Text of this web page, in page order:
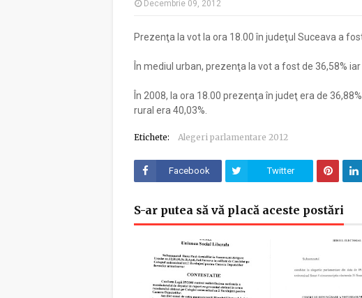
Decembrie 09, 2012
Prezenţa la vot la ora 18.00 în judeţul Suceava a
În mediul urban, prezenţa la vot a fost de 36,58%
În 2008, la ora 18.00 prezenţa în judeţ era de
rural era 40,03%.
Etichete: Alegeri parlamentare 2012
Facebook Twitter
S-ar putea să vă placă aceste postări